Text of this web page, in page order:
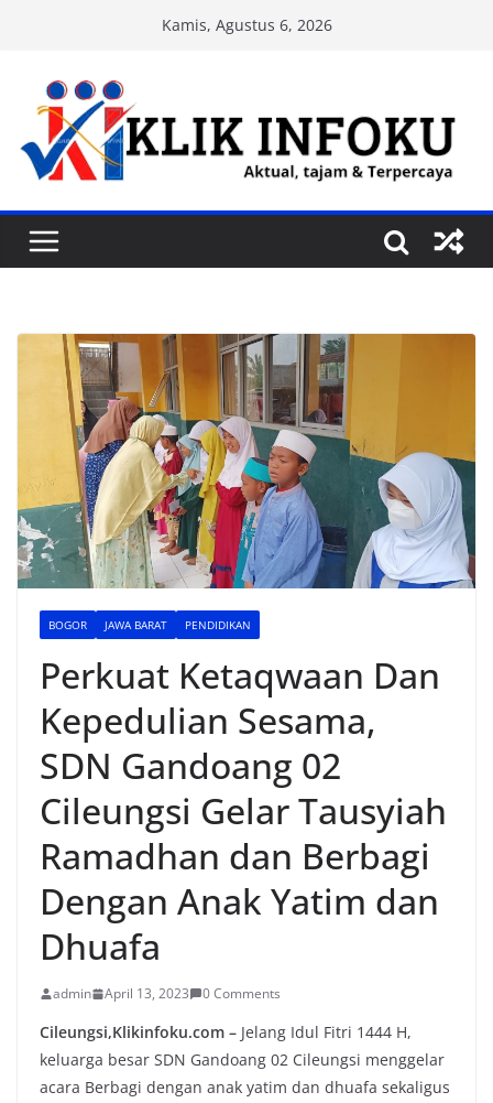
content
Kamis, Agustus 6, 2026
BOGOR JAWA BARAT PENDIDIKAN
Perkuat Ketaqwaan Dan
Kepedulian Sesama,
SDN Gandoang 02
Cileungsi Gelar Tausyiah
Ramadhan dan Berbagi
Dengan Anak Yatim dan
Dhuafa
admin April 13, 2023 0 Comments
Cileungsi,Klikinfoku.com – Jelang Idul Fitri 1444 H,
keluarga besar SDN Gandoang 02 Cileungsi menggelar
acara Berbagi dengan anak yatim dan dhuafa sekaligus